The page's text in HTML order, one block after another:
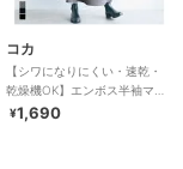
コカ
【シワになりにくい・速乾・
乾燥機OK】エンボス半袖マキ
シワンピース 全4色
¥1,690